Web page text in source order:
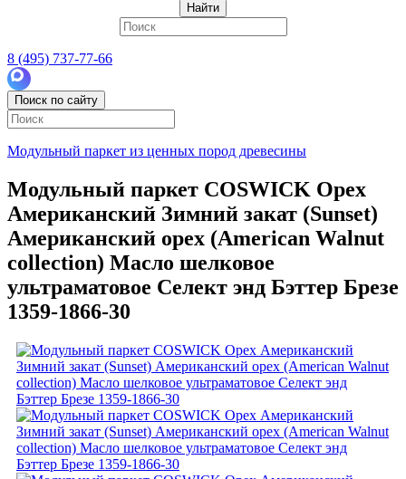
Найти
8 (495) 737-77-66
Поиск по сайту
Модульный паркет из ценных пород древесины
Модульный паркет COSWICK Орех
Американский Зимний закат (Sunset)
Американский орех (American Walnut
collection) Масло шелковое
ультраматовое Селект энд Бэттер Брезе
1359-1866-30